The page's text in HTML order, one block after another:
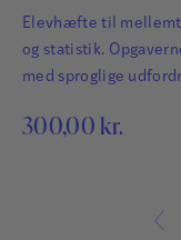
Elevhæfte til
og statistik.
med sproglige
300,00 kr.
←